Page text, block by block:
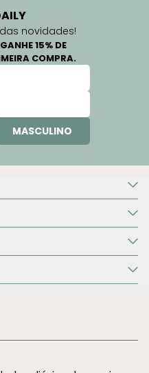
novidades!
15% DE
COMPRA.
MASCULINO